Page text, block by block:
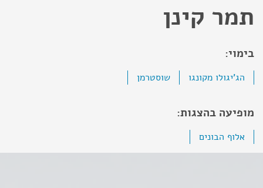
תמר קינן
בימוי:
הג'יגולו מקונגו שוסטרמן
מופיעה בהצגות:
אלוף הבונים